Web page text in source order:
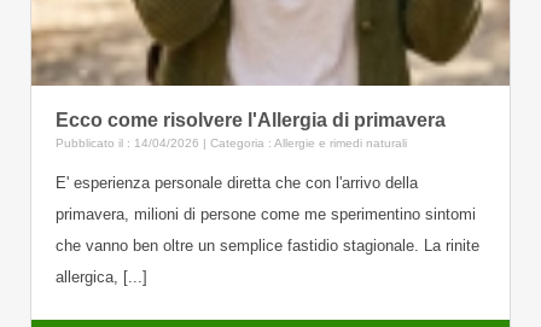
Ecco come risolvere l'Allergia di primavera
Pubblicato il : 14/04/2026 | Categoria : Allergie e rimedi naturali
E' esperienza personale diretta che con l'arrivo della
primavera, milioni di persone come me sperimentino sintomi
che vanno ben oltre un semplice fastidio stagionale. La rinite
allergica, [...]